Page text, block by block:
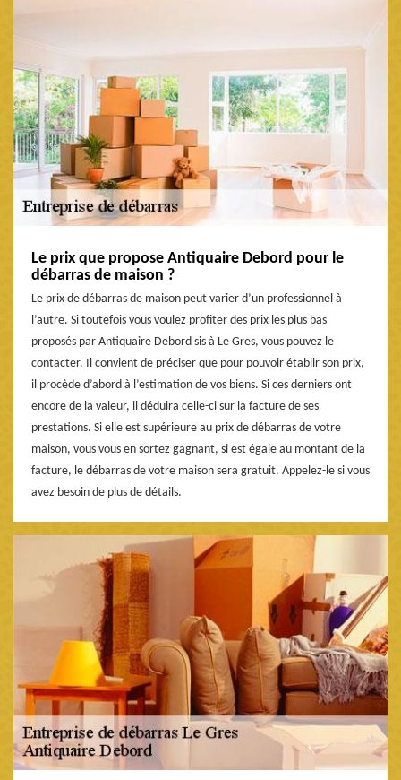
Le prix que propose Antiquaire Debord pour le
débarras de maison ?
Le prix de débarras de maison peut varier d’un professionnel à
l’autre. Si toutefois vous voulez profiter des prix les plus bas
proposés par Antiquaire Debord sis à Le Gres, vous pouvez le
contacter. Il convient de préciser que pour pouvoir établir son prix,
il procède d’abord à l’estimation de vos biens. Si ces derniers ont
encore de la valeur, il déduira celle-ci sur la facture de ses
prestations. Si elle est supérieure au prix de débarras de votre
maison, vous vous en sortez gagnant, si est égale au montant de la
facture, le débarras de votre maison sera gratuit. Appelez-le si vous
avez besoin de plus de détails.